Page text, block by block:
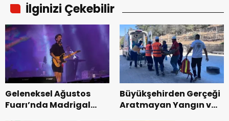
İlginizi Çekebilir
Geleneksel Ağustos
Fuarı’nda Madrigal
Büyükşehirden Gerçeği
Aratmayan Yangın ve